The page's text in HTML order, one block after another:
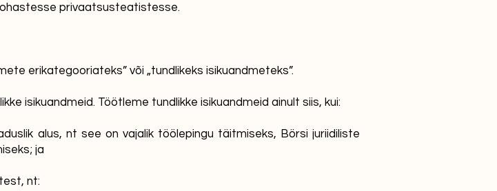
privaatsusteatistesse.
erikategooriateks” või „tundlikeks isikuandmeteks”.
isikuandmeid. Töötleme tundlikke isikuandmeid ainult siis, kui:
alus, nt see on vajalik töölepingu täitmiseks, Börsi juriidiliste
ja
nt: